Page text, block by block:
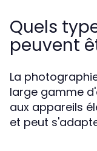
Quels
peuvent
La
large gamme
aux appareils
et peut